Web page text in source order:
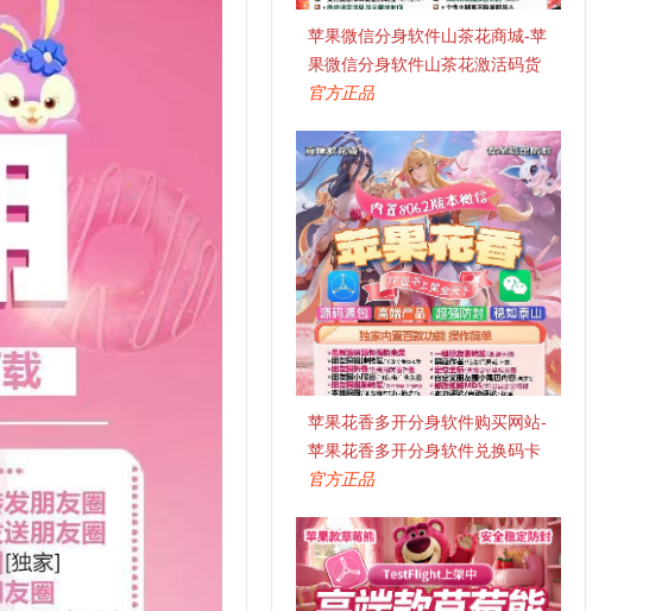
苹果微信分身软件山茶花商城-苹
果微信分身软件山茶花激活码货
源代理
官方正品
苹果花香多开分身软件购买网站-
苹果花香多开分身软件兑换码卡
密
官方正品